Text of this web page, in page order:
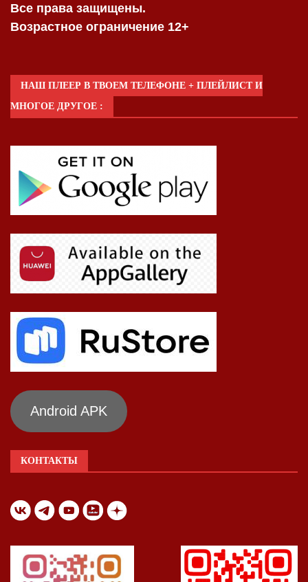
Все права защищены.
Возрастное ограничение 12+
НАШ ПЛЕЕР В ТВОЕМ ТЕЛЕФОНЕ + ПЛЕЙЛИСТ И
МНОГОЕ ДРУГОЕ :
Android APK
КОНТАКТЫ